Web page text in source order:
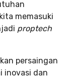
memasuki
proptech
persaingan
inovasi dan